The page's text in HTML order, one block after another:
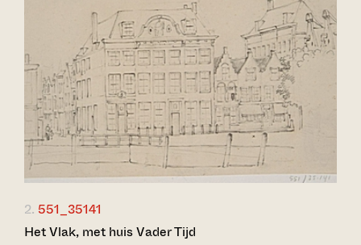
2. 551_35141
Het Vlak, met huis Vader Tijd